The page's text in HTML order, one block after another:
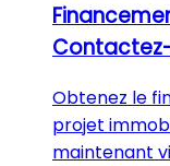
Obtenez le
projet
maintenant